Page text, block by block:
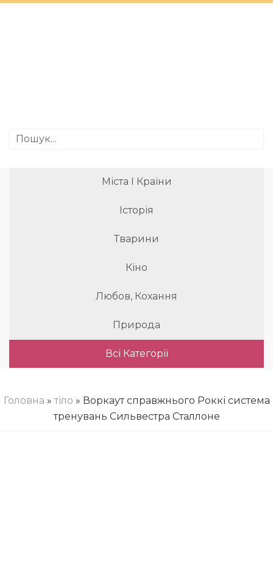
Міста І Країни
Історія
Тварини
Кіно
Любов, Кохання
Природа
Всі Категорії
Головна »тіло » Воркаут справжнього Роккі система
тренувань Сильвестра Сталлоне